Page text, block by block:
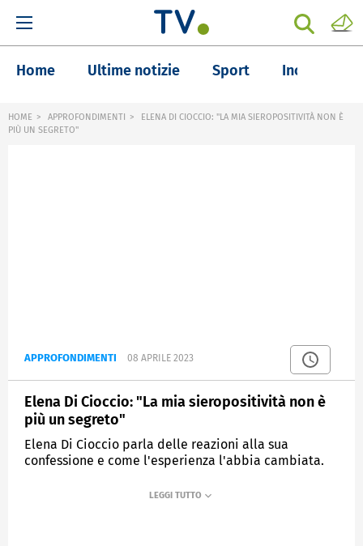
Home Ultime notizie Sport Inchieste
HOME APPROFONDIMENTI
ELENA DI CIOCCIO: "LA MIA SIEROPOSITIVITÀ NON È
PIÙ UN SEGRETO"
APPROFONDIMENTI 08 APRILE 2023
Elena Di Cioccio: "La mia sieropositività non è
più un segreto"
Elena Di Cioccio parla delle reazioni alla sua
confessione e come l'esperienza l'abbia cambiata.
VERISSIMO